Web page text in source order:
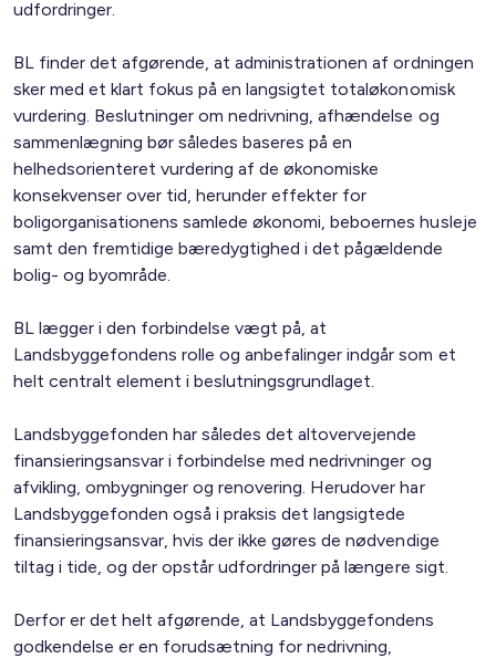
udfordringer.
BL finder det afgørende, at administrationen af ordningen
sker med et klart fokus på en langsigtet totaløkonomisk
vurdering. Beslutninger om nedrivning, afhændelse og
sammenlægning bør således baseres på en
helhedsorienteret vurdering af de økonomiske
konsekvenser over tid, herunder effekter for
boligorganisationens samlede økonomi, beboernes husleje
samt den fremtidige bæredygtighed i det pågældende
bolig- og byområde.
BL lægger i den forbindelse vægt på, at
Landsbyggefondens rolle og anbefalinger indgår som et
helt centralt element i beslutningsgrundlaget.
Landsbyggefonden har således det altovervejende
finansieringsansvar i forbindelse med nedrivninger og
afvikling, ombygninger og renovering. Herudover har
Landsbyggefonden også i praksis det langsigtede
finansieringsansvar, hvis der ikke gøres de nødvendige
tiltag i tide, og der opstår udfordringer på længere sigt.
Derfor er det helt afgørende, at Landsbyggefondens
godkendelse er en forudsætning for nedrivning,